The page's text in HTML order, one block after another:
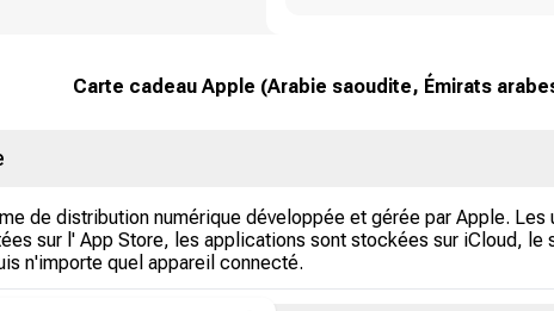
Carte cadeau Apple (Arabie saoudite, Émirats
de distribution numérique développée et gérée par Apple.
sur l' App Store, les applications sont stockées sur iCloud,
n'importe quel appareil connecté.